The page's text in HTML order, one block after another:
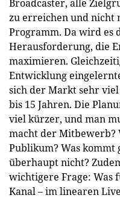
Broadcaster, alle
zu erreichen und nicht
Programm. Da wird es
Herausforderung, die
maximieren.
Entwicklung
sich der Markt sehr
bis 15 Jahren. Die
viel kürzer, und man
macht der Mitbewerb?
Publikum? Was
überhaupt nicht?
wichtigere Frage: Was
Kanal – im linearen